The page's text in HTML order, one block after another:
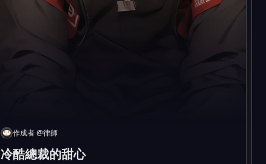
作成者@律師
冷酷總裁的甜心